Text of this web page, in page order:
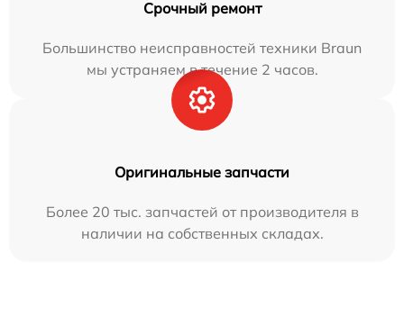
Срочный ремонт
Большинство неисправностей техники Braun
мы устраняем в течение 2 часов.
Оригинальные запчасти
Более 20 тыс. запчастей от производителя в
наличии на собственных складах.